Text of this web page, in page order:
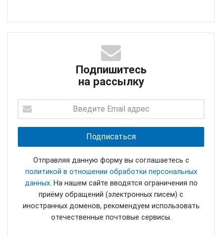
Подпишитесь
на рассылку
Отправляя данную форму вы соглашаетесь с
политикой в отношении обработки персональных
данных. На нашем сайте вводятся ограничения по
приёму обращений (электронных писем) с
иностранных доменов, рекомендуем использовать
отечественные почтовые сервисы.